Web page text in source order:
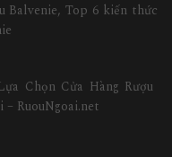
Balvenie, Top 6 kiến thức
Chọn Cửa Hàng Rượu
RuouNgoai.net